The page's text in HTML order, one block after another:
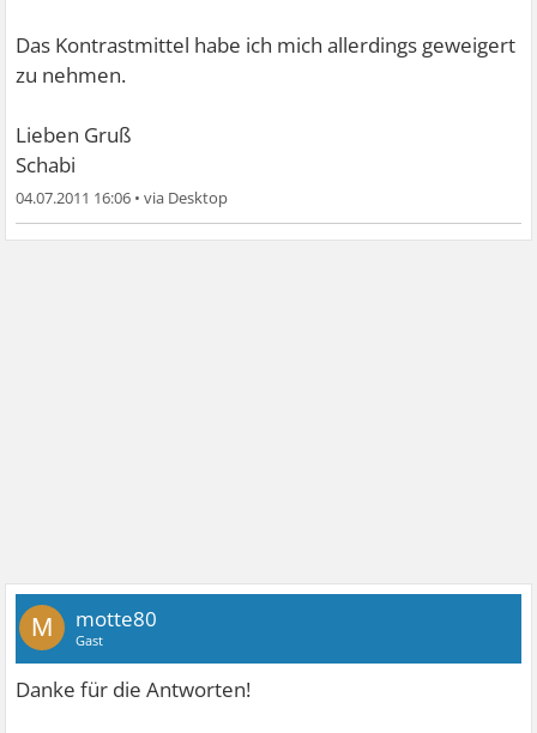
Das Kontrastmittel habe ich mich allerdings geweigert
zu nehmen.
Lieben Gruß
Schabi
04.07.2011 16:06 •
M motte80
Gast
Danke für die Antworten!